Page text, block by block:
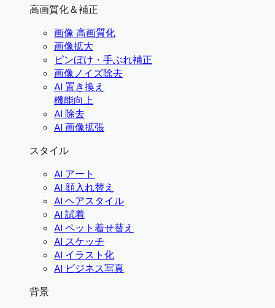
高画質化＆補正
画像 高画質化
画像拡大
ピンぼけ・手ぶれ補正
画像ノイズ除去
AI 置き換え
機能向上
AI 除去
AI 画像拡張
スタイル
AI アート
AI 顔入れ替え
AI ヘアスタイル
AI 試着
AI ペット着せ替え
AI スケッチ
AI イラスト化
AI ビジネス写真
背景